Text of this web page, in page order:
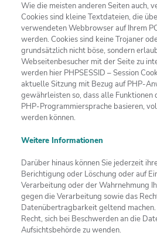
Wie die meisten anderen Seiten auch,
Cookies sind kleine Textdateien, die
verwendeten Webbrowser auf Ihrem
werden. Cookies sind keine Trojaner
grundsätzlich nicht böse, sondern
Webseitenbesucher mit der Seite zu
werden hier PHPSESSID – Session
aktuelle Sitzung mit Bezug auf PHP-
gewährleisten so, dass alle Funktionen
PHP-Programmiersprache basieren,
werden können.
Weitere Informationen
Darüber hinaus können Sie jederzeit
Berichtigung oder Löschung oder auf
Verarbeitung oder der Wahrnehmung
gegen die Verarbeitung sowie das
Datenübertragbarkeit geltend machen.
Recht, sich bei Beschwerden an die
Aufsichtsbehörde zu wenden.